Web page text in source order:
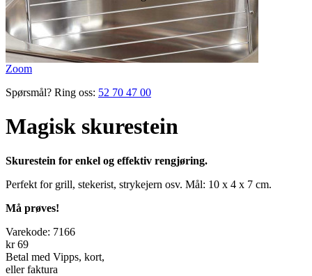
Zoom
Spørsmål? Ring oss: 52 70 47 00
Magisk skurestein
Skurestein for enkel og effektiv rengjøring.
Perfekt for grill, stekerist, strykejern osv. Mål: 10 x 4 x 7 cm.
Må prøves!
Varekode: 7166
kr 69
Betal med Vipps, kort,
eller faktura